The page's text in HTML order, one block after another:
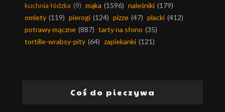
kuchnia łódzka (9) mąka (1596) naleśniki (179)
omlety (119) pierogi (124) pizze (47) placki (412)
potrawy mączne (887) tarty na słono (35)
tortille-wrabsy-pity (64) zapiekanki (121)
Coś do pieczywa